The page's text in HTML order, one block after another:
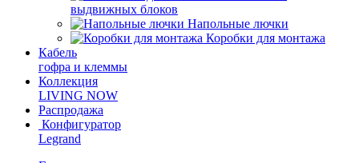
выдвижных блоков
Напольные лючки
Коробки для монтажа
Кабель
гофра и клеммы
Коллекция
LIVING NOW
Распродажа
Конфигуратор
Legrand